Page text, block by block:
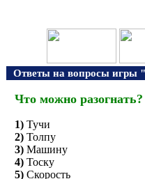
Ответы на вопросы игры
Что можно разогнать?
1) Тучи
2) Толпу
3) Машину
4) Тоску
5) Скорость